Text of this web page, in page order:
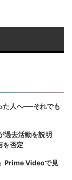
た人へ──それでも
過去活動を説明
を否定
Prime Videoで見